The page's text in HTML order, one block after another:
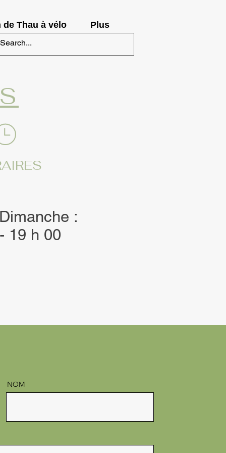
de Thau à vélo Plus
:
19 h 00
NOM